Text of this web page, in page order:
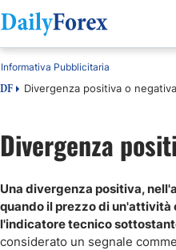
DF Divergenza positiva o negativa
Informativa Pubblicitaria
Divergenza
Una divergenza positiva,
quando il prezzo di
l'indicatore tecnico
considerato un segnale